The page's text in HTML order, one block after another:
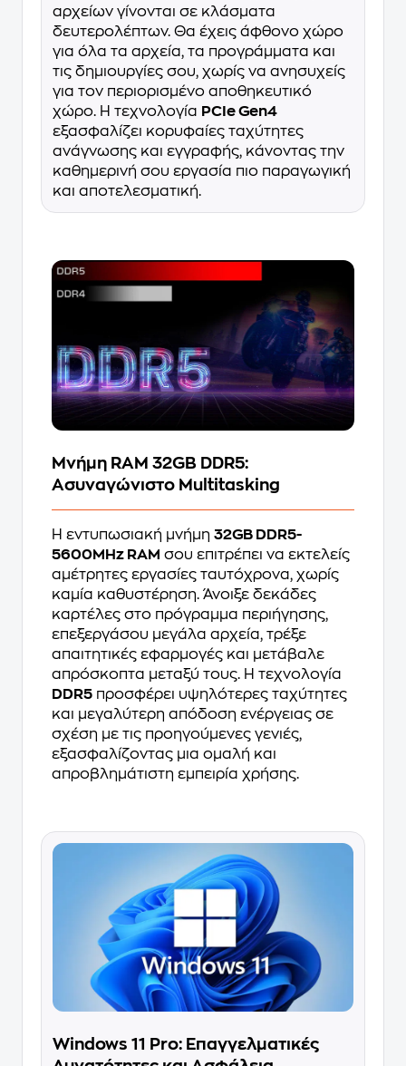
αρχείων γίνονται σε κλάσματα
δευτερολέπτων. Θα έχεις άφθονο χώρο
για όλα τα αρχεία, τα προγράμματα και
τις δημιουργίες σου, χωρίς να ανησυχείς
για τον περιορισμένο αποθηκευτικό
χώρο. Η τεχνολογία PCIe Gen4
εξασφαλίζει κορυφαίες ταχύτητες
ανάγνωσης και εγγραφής, κάνοντας την
καθημερινή σου εργασία πιο παραγωγική
και αποτελεσματική.
Μνήμη RAM 32GB DDR5:
Ασυναγώνιστο Multitasking
Η εντυπωσιακή μνήμη 32GB DDR5-
5600MHz RAM σου επιτρέπει να εκτελείς
αμέτρητες εργασίες ταυτόχρονα, χωρίς
καμία καθυστέρηση. Άνοιξε δεκάδες
καρτέλες στο πρόγραμμα περιήγησης,
επεξεργάσου μεγάλα αρχεία, τρέξε
απαιτητικές εφαρμογές και μετάβαλε
απρόσκοπτα μεταξύ τους. Η τεχνολογία
DDR5 προσφέρει υψηλότερες ταχύτητες
και μεγαλύτερη απόδοση ενέργειας σε
σχέση με τις προηγούμενες γενιές,
εξασφαλίζοντας μια ομαλή και
απροβλημάτιστη εμπειρία χρήσης.
Windows 11 Pro: Επαγγελματικές